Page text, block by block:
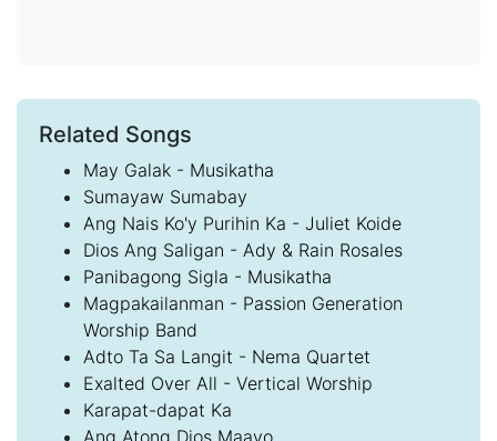
Related Songs
May Galak - Musikatha
Sumayaw Sumabay
Ang Nais Ko'y Purihin Ka - Juliet Koide
Dios Ang Saligan - Ady & Rain Rosales
Panibagong Sigla - Musikatha
Magpakailanman - Passion Generation
Worship Band
Adto Ta Sa Langit - Nema Quartet
Exalted Over All - Vertical Worship
Karapat-dapat Ka
Ang Atong Dios Maayo